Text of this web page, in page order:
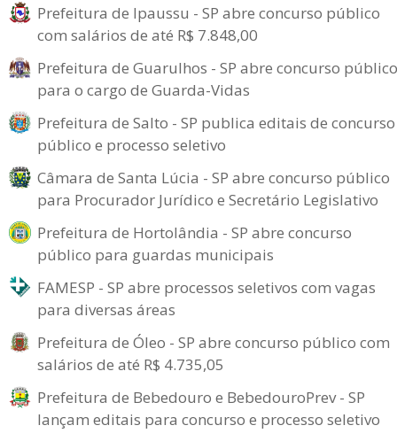
Prefeitura de Ipaussu - SP abre concurso público
com salários de até R$ 7.848,00
Prefeitura de Guarulhos - SP abre concurso público
para o cargo de Guarda-Vidas
Prefeitura de Salto - SP publica editais de concurso
público e processo seletivo
Câmara de Santa Lúcia - SP abre concurso público
para Procurador Jurídico e Secretário Legislativo
Prefeitura de Hortolândia - SP abre concurso
público para guardas municipais
FAMESP - SP abre processos seletivos com vagas
para diversas áreas
Prefeitura de Óleo - SP abre concurso público com
salários de até R$ 4.735,05
Prefeitura de Bebedouro e BebedouroPrev - SP
lançam editais para concurso e processo seletivo